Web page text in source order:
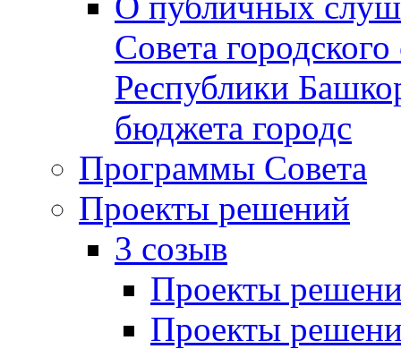
Совета
Республики
бюджета городс
Программы Совета
Проекты решений
3 созыв
Проекты
Проекты